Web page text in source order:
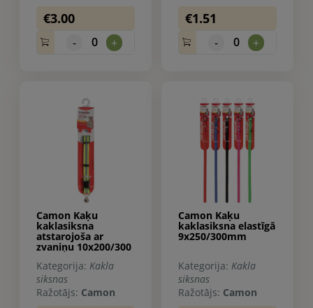
€3.00
- 0 +
€1.51
- 0 +
Camon Kaķu
kaklasiksna
atstarojoša ar
zvaniņu 10x200/300
Kategorija: Kakla
siksnas
Ražotājs: Camon
Camon Kaķu
kaklasiksna elastīgā
9x250/300mm
Kategorija: Kakla
siksnas
Ražotājs: Camon